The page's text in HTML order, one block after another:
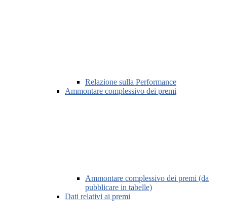
Relazione sulla Performance
Ammontare complessivo dei premi
Ammontare complessivo dei premi (da
pubblicare in tabelle)
Dati relativi ai premi